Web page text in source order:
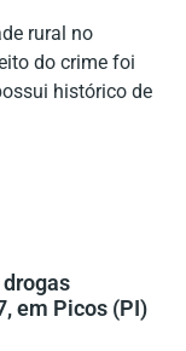
rural no
do crime foi
histórico de
em Picos (PI)